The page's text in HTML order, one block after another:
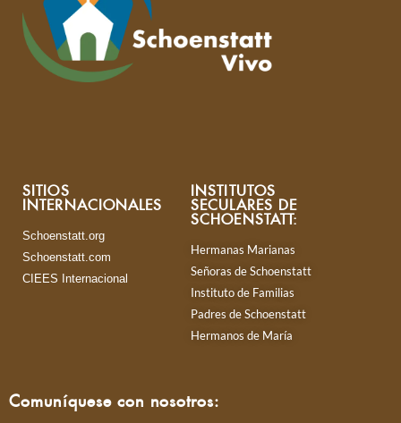
SITIOS
INTERNACIONALES
Schoenstatt.org
Schoenstatt.com
CIEES Internacional
INSTITUTOS
SECULARES DE
SCHOENSTATT:
Hermanas Marianas
Señoras de Schoenstatt
Instituto de Familias
Padres de Schoenstatt
Hermanos de María
Comuníquese con nosotros: